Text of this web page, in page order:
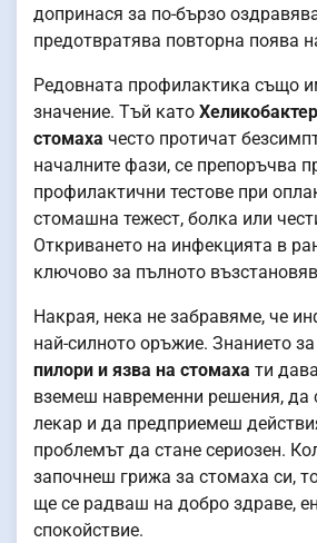
допринася за по-бързо
предотвратява повторна поява
Редовната профилактика също
значение. Тъй като
стомаха често протичат
началните фази, се препоръчва
профилактични тестове при
стомашна тежест, болка или
Откриването на инфекцията в
ключово за пълното
Накрая, нека не забравяме, че
най-силното оръжие. Знанието за
пилори и язва на стомаха ти
вземеш навременни решения, да
лекар и да предприемеш
проблемът да стане сериозен.
започнеш грижа за стомаха си,
ще се радваш на добро здраве,
спокойствие.